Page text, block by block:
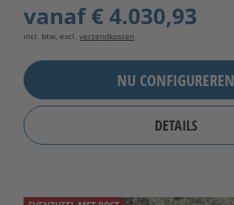
vanaf€ 4.030,93
incl. btw, excl. verzendkosten
NU CONFIGUREREN
DETAILS